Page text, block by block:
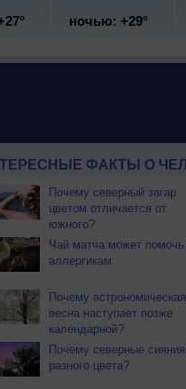
ночью: +29°
ФАКТЫ О
Почему северный загар
цветом отличается от
южного?
Чай матча может помочь
аллергикам
Почему астрономическая
весна наступает позже
календарной?
Почему северные сияния
разного цвета?